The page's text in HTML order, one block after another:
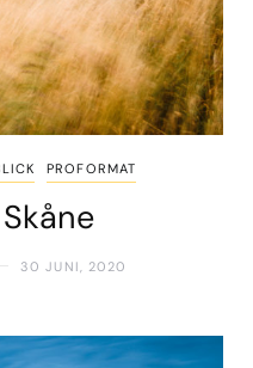
PROFORMAT
30 JUNI, 2020